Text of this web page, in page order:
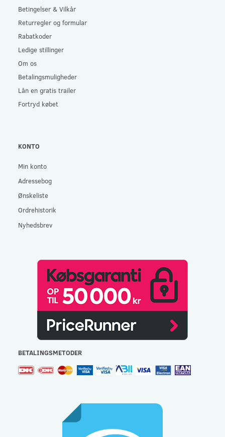
Betingelser & Vilkår
Returregler og formular
Rabatkoder
Ledige stillinger
Om os
Betalingsmuligheder
Lån en gratis trailer
Fortryd købet
KONTO
Min konto
Adressebog
Ønskeliste
Ordrehistorik
Nyhedsbrev
BETALINGSMETODER